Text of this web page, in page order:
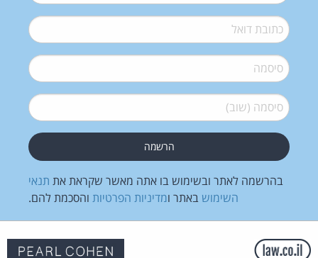
דואל*
סיסמה*
סיסמה (שוב)*
בהרשמה לאתר ובשימוש בו אתה מאשר שקראת את תנאי
השימוש באתר ומדיניות הפרטיות והסכמת להם.